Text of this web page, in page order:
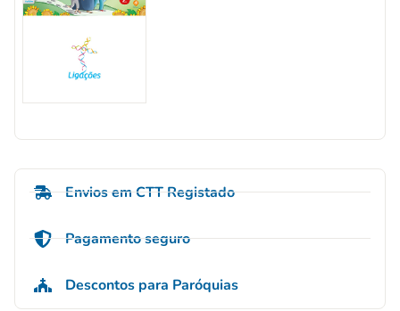
Envios em CTT Registado
Pagamento seguro
Descontos para Paróquias